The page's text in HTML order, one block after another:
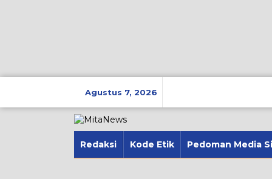
Agustus 7, 2026
Redaksi Kode Etik Pedoman Media